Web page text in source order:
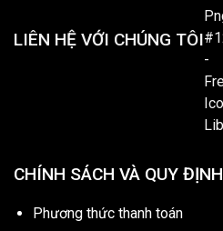
LIÊN HỆ VỚI CHÚNG TÔI
CHÍNH SÁCH VÀ QUY ĐỊNH
Phương thức thanh toán